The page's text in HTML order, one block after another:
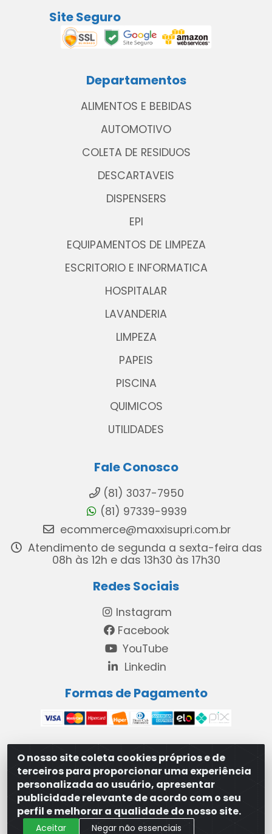
O nosso site coleta cookies próprios e de
terceiros para proporcionar uma experiência
personalizada ao usuário, apresentar
publicidade relevante de acordo com o seu
perfil e melhorar a qualidade do nosso site.
Aceitar Negar não essenciais
Site Seguro
Departamentos
ALIMENTOS E BEBIDAS
AUTOMOTIVO
COLETA DE RESIDUOS
DESCARTAVEIS
DISPENSERS
EPI
EQUIPAMENTOS DE LIMPEZA
ESCRITORIO E INFORMATICA
HOSPITALAR
LAVANDERIA
LIMPEZA
PAPEIS
PISCINA
QUIMICOS
UTILIDADES
Fale Conosco
(81) 3037-7950
(81) 97339-9939
ecommerce@maxxisupri.com.br
Atendimento de segunda a sexta-feira das
08h às 12h e das 13h30 às 17h30
Redes Sociais
Instagram
Facebook
YouTube
Linkedin
Formas de Pagamento
MAXXISUPRI COMÉRCIO DE SANEANTES LTDA - Avenida
Antônio Cabral de Souza, 2872 - Maranguape II -
Paulista/PE - CEP 53.421-420 - 31.329.180/0001-83